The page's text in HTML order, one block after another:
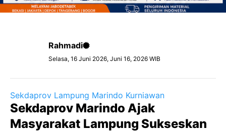
Rahmadi
Selasa, 16 Juni 2026, Juni 16, 2026 WIB
Sekdaprov Lampung Marindo Kurniawan
Sekdaprov Marindo Ajak
Masyarakat Lampung Sukseskan